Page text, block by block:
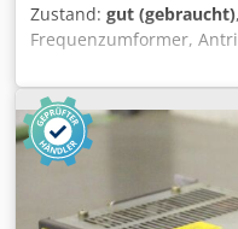
Zustand: gut (gebraucht)
Frequenzumformer,
Variable Speed Drive,
Akrsk -Hersteller:
Variable Speed Drive
Leistung: 1,5 kW -
Ph : 208/230 V -
vorhanden -Preis: pro
mm -Gewicht: 3,0 kg